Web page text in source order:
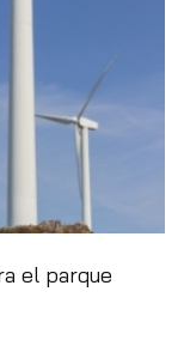
el parque